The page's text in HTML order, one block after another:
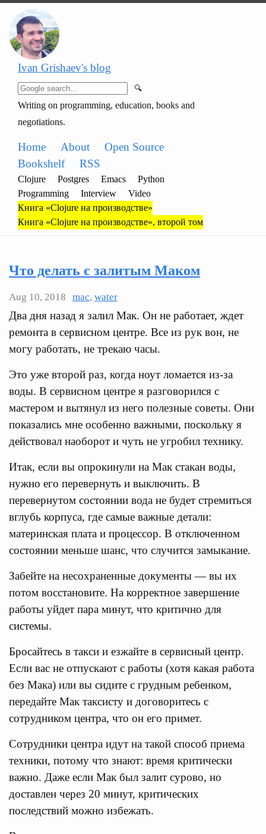
Ivan Grishaev's blog
🔍
Writing on programming, education, books and
negotiations.
Home About
Open Source
Bookshelf
RSS
Clojure Postgres Emacs
Python
Programming
Interview
Video
Книга «Clojure на производстве»
Книга «Clojure на производстве», второй том
Что делать с залитым Маком
Aug 10, 2018 mac, water
Два дня назад я залил Мак. Он не работает, ждет
ремонта в сервисном центре. Все из рук вон, не
могу работать, не трекаю часы.
Это уже второй раз, когда ноут ломается из-за
воды. В сервисном центре я разговорился с
мастером и вытянул из него полезные советы. Они
показались мне особенно важными, поскольку я
действовал наоборот и чуть не угробил технику.
Итак, если вы опрокинули на Мак стакан воды,
нужно его перевернуть и выключить. В
перевернутом состоянии вода не будет стремиться
вглубь корпуса, где самые важные детали:
материнская плата и процессор. В отключенном
состоянии меньше шанс, что случится замыкание.
Забейте на несохраненные документы — вы их
потом восстановите. На корректное завершение
работы уйдет пара минут, что критично для
системы.
Бросайтесь в такси и езжайте в сервисный центр.
Если вас не отпускают с работы (хотя какая работа
без Мака) или вы сидите с грудным ребенком,
передайте Мак таксисту и договоритесь с
сотрудником центра, что он его примет.
Сотрудники центра идут на такой способ приема
техники, потому что знают: время критически
важно. Даже если Мак был залит сурово, но
доставлен через 20 минут, критических
последствий можно избежать.